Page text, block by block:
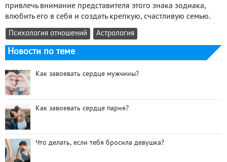
привлечь внимание представителя этого знака зодиака,
влюбить его в себя и создать крепкую, счастливую семью.
Психология отношений Астрология
Новости по теме
Как завоевать сердце мужчины?
Как завоевать сердце парня?
Что делать, если тебя бросила девушка?